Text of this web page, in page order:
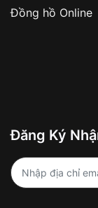
Số tiền
✔️ Đảm
✔️ Hạn
Từ khóa SEO:
Đồng hồ Online
Đăng Ký